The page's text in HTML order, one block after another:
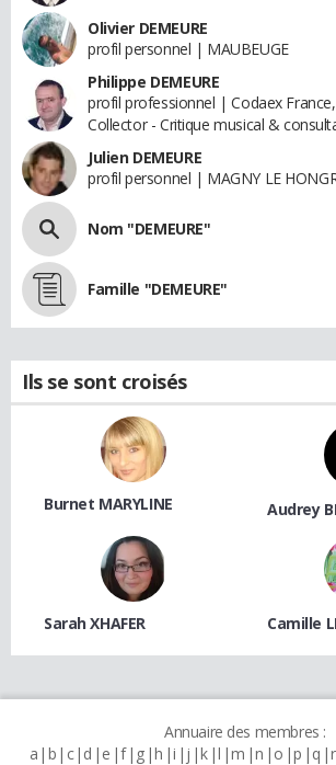
Olivier DEMEURE
profil personnel | MAUBEUGE
Philippe DEMEURE
profil professionnel | Codaex
Collector - Critique musical &
Julien DEMEURE
profil personnel | MAGNY LE
Nom "DEMEURE"
Famille "DEMEURE"
Ils se sont croisés
Burnet MARYLINE Audrey
Sarah XHAFER Camille
Annuaire des membres :
a b c d e f g h i j k l m n o p q r